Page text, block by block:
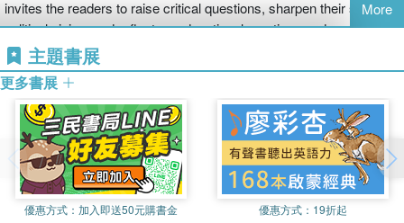
invites the readers to raise critical questions, sharpen their socio-
political vision, and reflect on educational practices and pedagogic
possibilities.
Please note: This title is co-published with Aakar Books, New
Delhi. Taylor & Francis does not sell or distribute the Hardback in
India, Pakistan, Nepal, Bhutan, Bangladesh, Maldives and Sri
Lanka.
More
主題書展
更多書展
優惠方式： 加入即送50元購書金 優惠方式： 19折起